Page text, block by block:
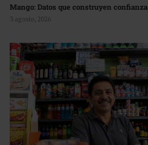
Mango: Datos que construyen confianza
3 agosto, 2026